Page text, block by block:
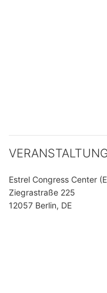
Estrel Congress Center
Ziegrastraße 225
12057 Berlin, DE